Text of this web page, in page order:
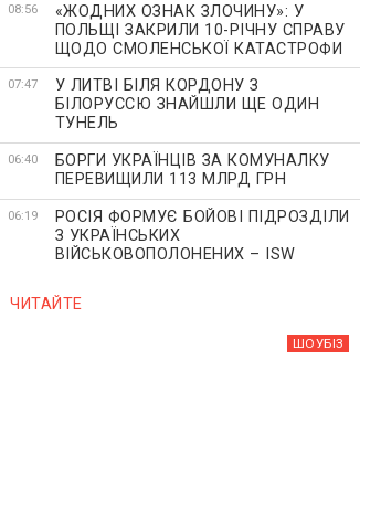
08:56
«ЖОДНИХ ОЗНАК ЗЛОЧИНУ»: У
ПОЛЬЩІ ЗАКРИЛИ 10-РІЧНУ СПРАВУ
ЩОДО СМОЛЕНСЬКОЇ КАТАСТРОФИ
07:47
У ЛИТВІ БІЛЯ КОРДОНУ З
БІЛОРУССЮ ЗНАЙШЛИ ЩЕ ОДИН
ТУНЕЛЬ
06:40
БОРГИ УКРАЇНЦІВ ЗА КОМУНАЛКУ
ПЕРЕВИЩИЛИ 113 МЛРД ГРН
06:19
РОСІЯ ФОРМУЄ БОЙОВІ ПІДРОЗДІЛИ
З УКРАЇНСЬКИХ
ВІЙСЬКОВОПОЛОНЕНИХ – ISW
ЧИТАЙТЕ
ШОУБIЗ